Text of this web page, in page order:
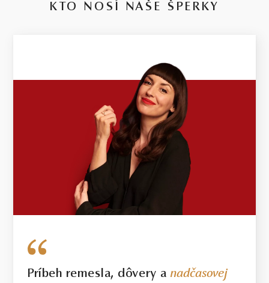
KTO NOSÍ NAŠE ŠPERKY
Príbeh remesla, dôvery anadčasovej